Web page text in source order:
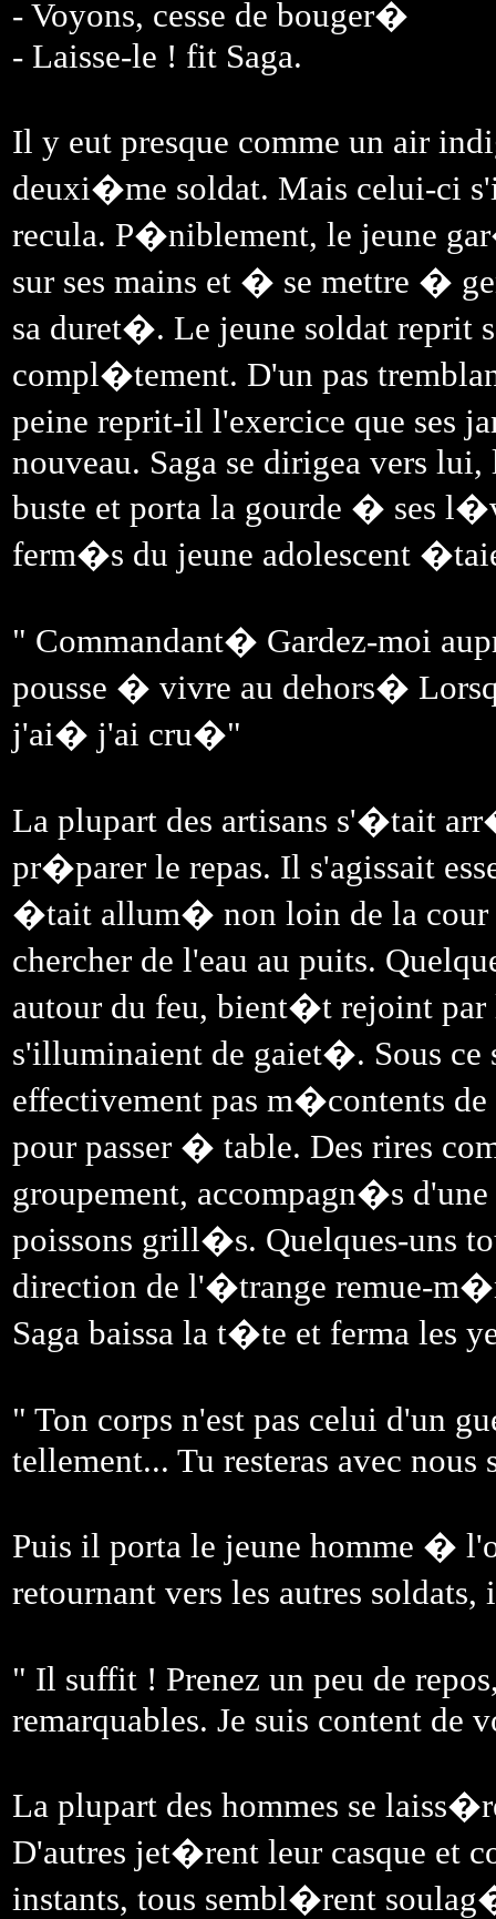
- Voyons, cesse de bouger�
- Laisse-le ! fit Saga.
Il y eut presque comme un air
deuxi�me soldat. Mais celui-ci
recula. P�niblement, le jeune
sur ses mains et � se mettre �
sa duret�. Le jeune soldat reprit
compl�tement. D'un pas
peine reprit-il l'exercice que ses
nouveau. Saga se dirigea vers lui,
buste et porta la gourde � ses
ferm�s du jeune adolescent
" Commandant� Gardez-moi
pousse � vivre au dehors�
j'ai� j'ai cru�"
La plupart des artisans s'�tait
pr�parer le repas. Il s'agissait
�tait allum� non loin de la cour
chercher de l'eau au puits.
autour du feu, bient�t rejoint
s'illuminaient de gaiet�. Sous
effectivement pas m�contents
pour passer � table. Des rires
groupement, accompagn�s
poissons grill�s. Quelques-uns
direction de l'�trange remue-
Saga baissa la t�te et ferma les
" Ton corps n'est pas celui d'un
tellement... Tu resteras avec
Puis il porta le jeune homme �
retournant vers les autres
" Il suffit ! Prenez un peu de
remarquables. Je suis content de
La plupart des hommes se
D'autres jet�rent leur casque et
instants, tous sembl�rent